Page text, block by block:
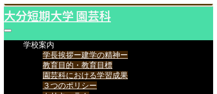
大分短期大学 園芸科
学校案内
学長挨拶ー建学の精神ー
教育目的・教育目標
園芸科における学習成果
３つのポリシー